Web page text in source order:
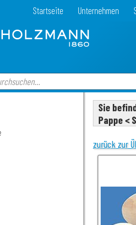
Startseite Unternehmen
Sie
Pappe <
zurück zur